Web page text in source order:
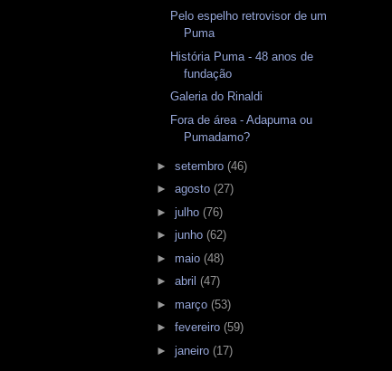
Pelo espelho retrovisor de um
Puma
História Puma - 48 anos de
fundação
Galeria do Rinaldi
Fora de área - Adapuma ou
Pumadamo?
► setembro (46)
► agosto (27)
► julho (76)
► junho (62)
► maio (48)
► abril (47)
► março (53)
► fevereiro (59)
► janeiro (17)